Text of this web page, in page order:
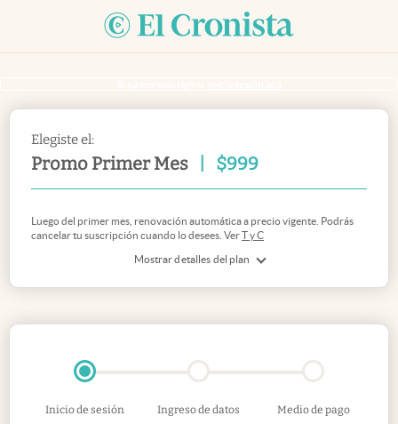
Elegiste el:
Promo Primer Mes $999
Mostrar detalles del plan
Luego del primer mes, renovación automática a precio vigente. Podrás
cancelar tu suscripción cuando lo desees. VerT y C
Inicio de sesión Ingreso de datos Medio de pago